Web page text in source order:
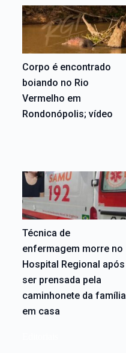
Corpo é encontrado
boiando no Rio
Vermelho em
Rondonópolis; vídeo
Técnica de
enfermagem morre no
Hospital Regional após
ser prensada pela
caminhonete da família
em casa